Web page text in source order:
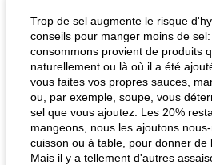
Trop de sel augmente le risque
conseils pour manger moins de
consommons provient de produits
naturellement ou là où il a été
vous faites vos propres sauces,
ou, par exemple, soupe, vous
sel que vous ajoutez. Les 20%
mangeons, nous les ajoutons
cuisson ou à table, pour donner de
Mais il y a tellement d'autres